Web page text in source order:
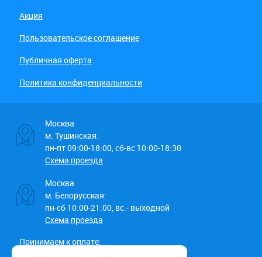
Акция
Пользовательское соглашение
Публичная оферта
Политика конфиденциальности
Москва
м. Тушинская:
пн-пт 09:00-18:00, сб-вс 10:00-18:30
Схема проезда
Москва
м. Белорусская:
пн-сб 10:00-21:00, вс.- выходной
Схема проезда
Принимаем к оплате: